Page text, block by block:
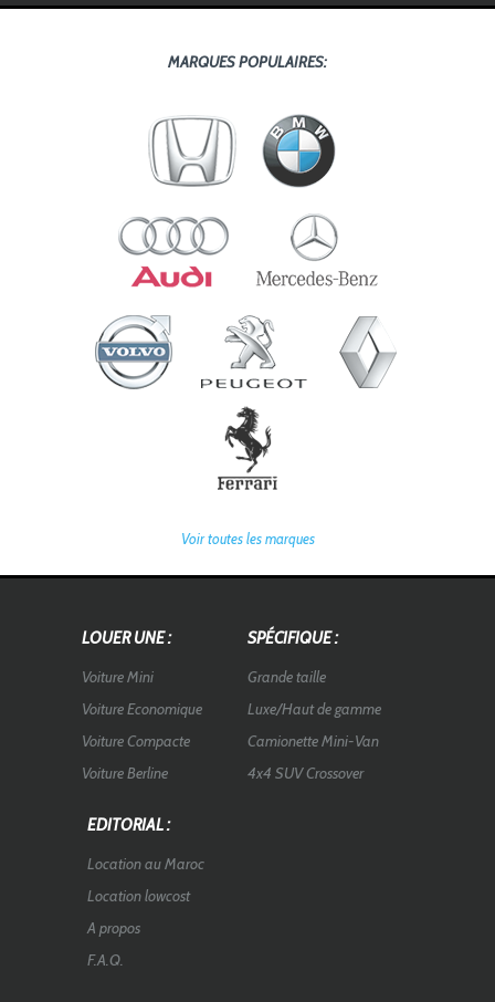
MARQUES POPULAIRES:
Voir toutes les marques
LOUER UNE :
Voiture Mini
Voiture Economique
Voiture Compacte
Voiture Berline
SPÉCIFIQUE :
Grande taille
Luxe/Haut de gamme
Camionette Mini-Van
4x4 SUV Crossover
EDITORIAL :
Location au Maroc
Location lowcost
A propos
F.A.Q.